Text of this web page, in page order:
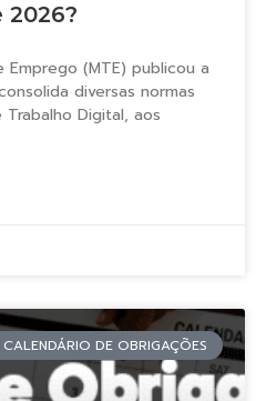
(MTE) publicou a
diversas normas
Digital, aos
CALENDÁRIO DE OBRIGAÇÕES